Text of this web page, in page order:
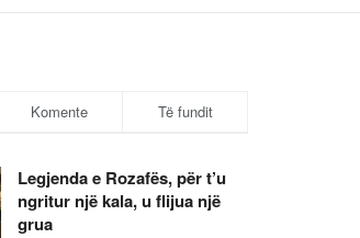
Komente Të fundit
Legjenda e Rozafës, për t’u
ngritur një kala, u flijua një
grua